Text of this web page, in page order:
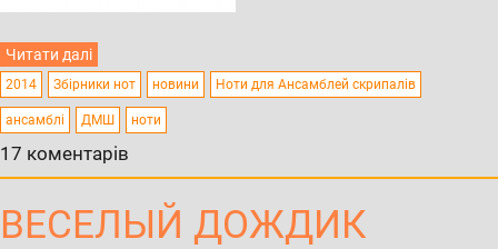
Читати далі
2014 Збірники нот новини Ноти для Ансамблей скрипалів
ансамблі ДМШ ноти
17 коментарів
ВЕСЕЛЫЙ ДОЖДИК